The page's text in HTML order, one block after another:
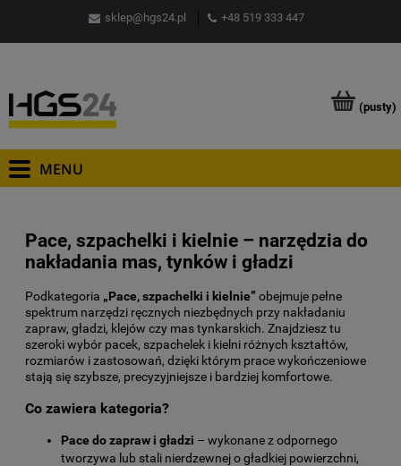
sklep@hgs24.pl +48 519 333 447
(pusty)
Pace, szpachelki i kielnie – narzędzia do
nakładania mas, tynków i gładzi
Podkategoria „Pace, szpachelki i kielnie” obejmuje pełne
spektrum narzędzi ręcznych niezbędnych przy nakładaniu
zapraw, gładzi, klejów czy mas tynkarskich. Znajdziesz tu
szeroki wybór pacek, szpachelek i kielni różnych kształtów,
rozmiarów i zastosowań, dzięki którym prace wykończeniowe
stają się szybsze, precyzyjniejsze i bardziej komfortowe.
Co zawiera kategoria?
Pace do zapraw i gładzi – wykonane z odpornego
tworzywa lub stali nierdzewnej o gładkiej powierzchni,